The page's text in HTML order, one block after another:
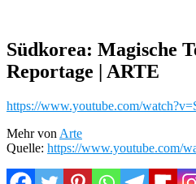
Südkorea: Magische
Reportage | ARTE
https://www.youtube.com/
Mehr von Arte
Quelle: https://www.youtube.com/